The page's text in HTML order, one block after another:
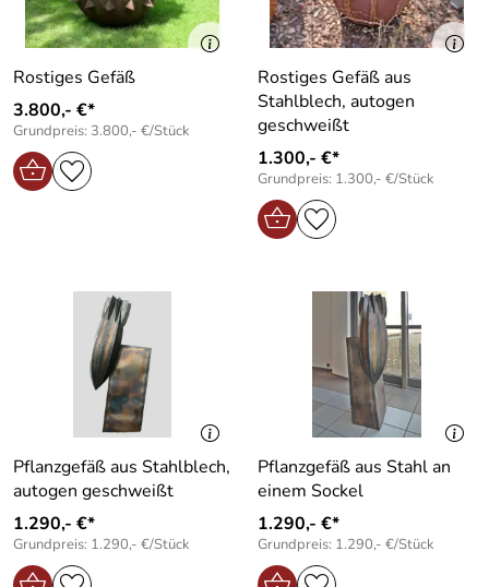
Rostiges Gefäß
3.800,- €*
Grundpreis: 3.800,- €/Stück
Rostiges Gefäß aus
Stahlblech, autogen
geschweißt
1.300,- €*
Grundpreis: 1.300,- €/Stück
Pflanzgefäß aus Stahlblech,
autogen geschweißt
1.290,- €*
Grundpreis: 1.290,- €/Stück
Pflanzgefäß aus Stahl an
einem Sockel
1.290,- €*
Grundpreis: 1.290,- €/Stück